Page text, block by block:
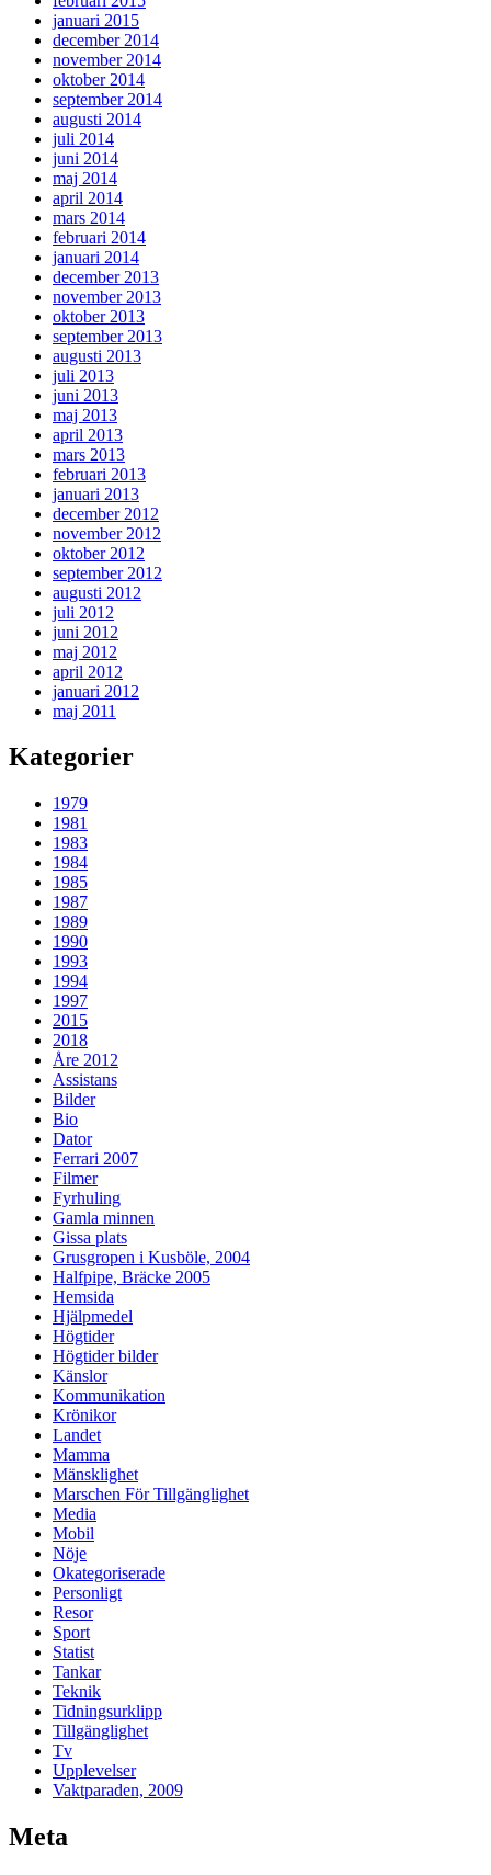
januari 2015
december 2014
november 2014
oktober 2014
september 2014
augusti 2014
juli 2014
juni 2014
maj 2014
april 2014
mars 2014
februari 2014
januari 2014
december 2013
november 2013
oktober 2013
september 2013
augusti 2013
juli 2013
juni 2013
maj 2013
april 2013
mars 2013
februari 2013
januari 2013
december 2012
november 2012
oktober 2012
september 2012
augusti 2012
juli 2012
juni 2012
maj 2012
april 2012
januari 2012
maj 2011
Kategorier
1979
1981
1983
1984
1985
1987
1989
1990
1993
1994
1997
2015
2018
Åre 2012
Assistans
Bilder
Bio
Dator
Ferrari 2007
Filmer
Fyrhuling
Gamla minnen
Gissa plats
Grusgropen i Kusböle, 2004
Halfpipe, Bräcke 2005
Hemsida
Hjälpmedel
Högtider
Högtider bilder
Känslor
Kommunikation
Krönikor
Landet
Mamma
Mänsklighet
Marschen För Tillgänglighet
Media
Mobil
Nöje
Okategoriserade
Personligt
Resor
Sport
Statist
Tankar
Teknik
Tidningsurklipp
Tillgänglighet
Tv
Upplevelser
Vaktparaden, 2009
Meta